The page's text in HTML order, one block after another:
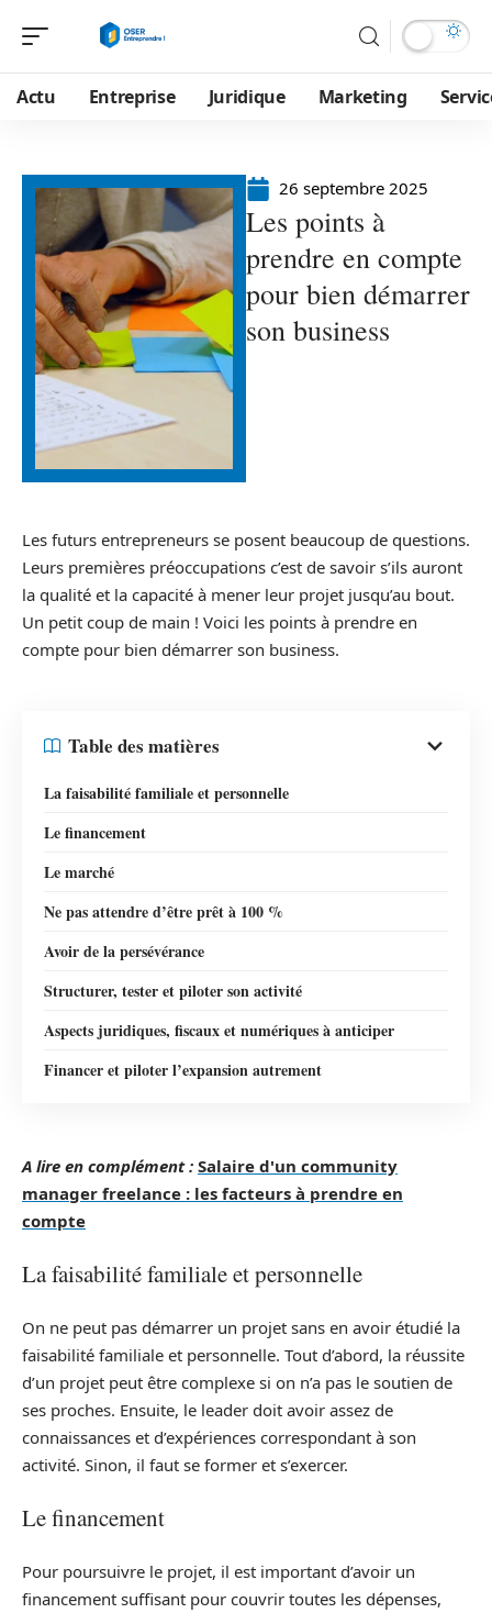
Actu Entreprise Juridique Marketing
26 septembre 2025
Les points à
prendre en compte
pour bien démarrer
son business
Les futurs entrepreneurs se posent beaucoup de questions.
Leurs premières préoccupations c’est de savoir s’ils auront
la qualité et la capacité à mener leur projet jusqu’au bout.
Un petit coup de main ! Voici les points à prendre en
compte pour bien démarrer son business.
Table des matières
La faisabilité familiale et personnelle
Le financement
Le marché
Ne pas attendre d’être prêt à 100 %
Avoir de la persévérance
Structurer, tester et piloter son activité
Aspects juridiques, fiscaux et numériques à anticiper
Financer et piloter l’expansion autrement
A lire en complément : Salaire d'un community
manager freelance : les facteurs à prendre en
compte
La faisabilité familiale et personnelle
On ne peut pas démarrer un projet sans en avoir étudié la
faisabilité familiale et personnelle. Tout d’abord, la réussite
d’un projet peut être complexe si on n’a pas le soutien de
ses proches. Ensuite, le leader doit avoir assez de
connaissances et d’expériences correspondant à son
activité. Sinon, il faut se former et s’exercer.
Le financement
Pour poursuivre le projet, il est important d’avoir un
financement suffisant pour couvrir toutes les dépenses,